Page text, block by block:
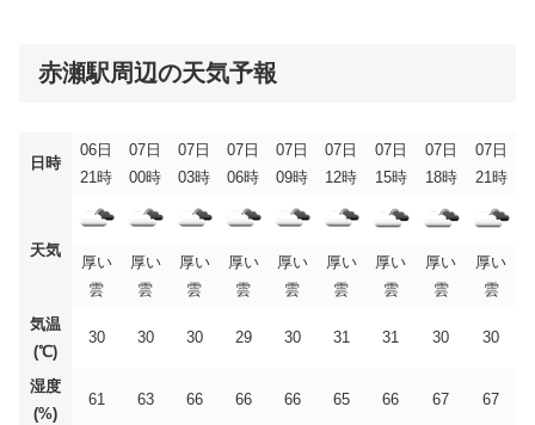
赤瀬駅周辺の天気予報
日時
06日
21時
07日
00時
07日
03時
07日
06時
07日
09時
07日
12時
07日
15時
07日
18時
07日
21時
天気
厚い
雲
厚い
雲
厚い
雲
厚い
雲
厚い
雲
厚い
雲
厚い
雲
厚い
雲
厚い
雲
気温
(℃)
30 30 30 29 30 31 31 30 30
湿度
(%)
61 63 66 66 66 65 66 67 67